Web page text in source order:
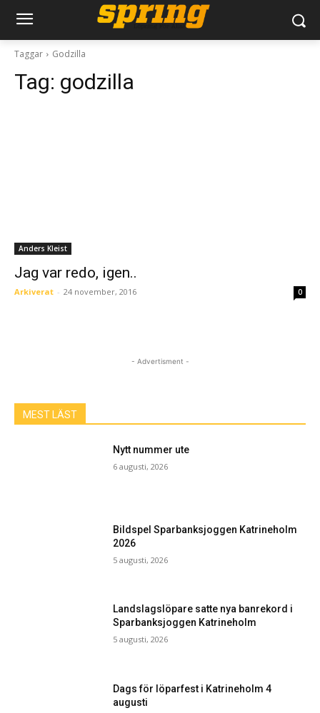
Taggar Godzilla
Tag: godzilla
Anders Kleist
Jag var redo, igen..
Arkiverat - 24 november, 2016 0
- Advertisment -
MEST LÄST
Nytt nummer ute
6 augusti, 2026
Bildspel Sparbanksjoggen Katrineholm
2026
5 augusti, 2026
Landslagslöpare satte nya banrekord i
Sparbanksjoggen Katrineholm
5 augusti, 2026
Dags för löparfest i Katrineholm 4
augusti